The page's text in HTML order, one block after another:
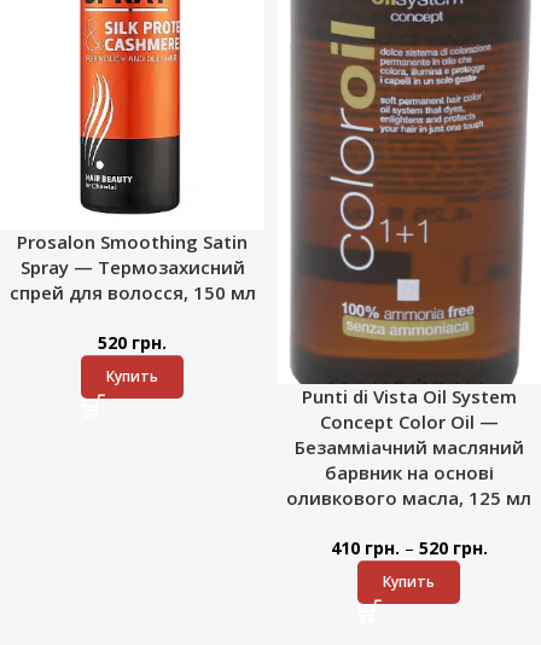
Prosalon Smoothing Satin
Spray — Термозахисний
спрей для волосся, 150 мл
520 грн.
Купить
Punti di Vista Oil System
Concept Color Oil —
Безамміачний масляний
барвник на основі
оливкового масла, 125 мл
410 грн. – 520 грн.
Купить